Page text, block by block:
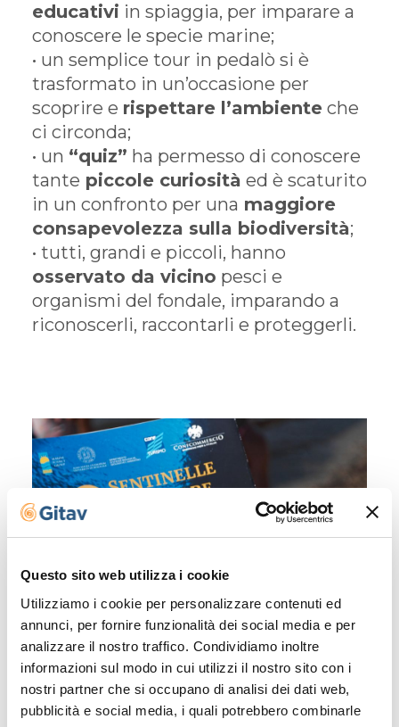
Questo sito web utilizza i cookie
Utilizziamo i cookie per personalizzare contenuti ed
annunci, per fornire funzionalità dei social media e per
analizzare il nostro traffico. Condividiamo inoltre
informazioni sul modo in cui utilizzi il nostro sito con i
nostri partner che si occupano di analisi dei dati web,
pubblicità e social media, i quali potrebbero combinarle
educativi in spiaggia, per imparare a
conoscere le specie marine;
• un semplice tour in pedalò si è
trasformato in un’occasione per
scoprire e rispettare l’ambiente che
ci circonda;
• un “quiz” ha permesso di conoscere
tante piccole curiosità ed è scaturito
in un confronto per una maggiore
consapevolezza sulla biodiversità;
• tutti, grandi e piccoli, hanno
osservato da vicino pesci e
organismi del fondale, imparando a
riconoscerli, raccontarli e proteggerli.